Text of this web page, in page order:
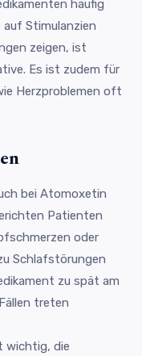
häufig
Stimulanzien
zeigen, ist
Es ist zudem für
Herzproblemen oft
bei Atomoxetin
Patienten
oder
Schlafstörungen
zu spät am
treten
wichtig, die